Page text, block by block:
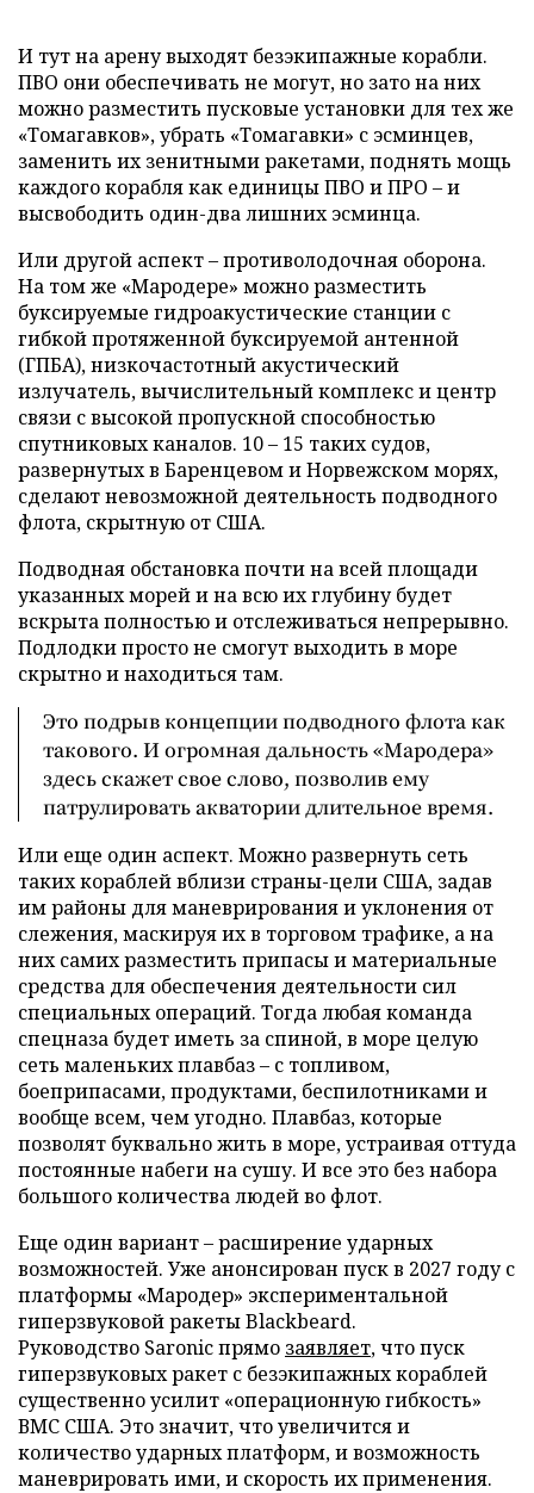
И тут на арену выходят безэкипажные корабли.
ПВО они обеспечивать не могут, но зато на них
можно разместить пусковые установки для тех же
«Томагавков», убрать «Томагавки» с эсминцев,
заменить их зенитными ракетами, поднять мощь
каждого корабля как единицы ПВО и ПРО – и
высвободить один-два лишних эсминца.
Или другой аспект – противолодочная оборона.
На том же «Мародере» можно разместить
буксируемые гидроакустические станции с
гибкой протяженной буксируемой антенной
(ГПБА), низкочастотный акустический
излучатель, вычислительный комплекс и центр
связи с высокой пропускной способностью
спутниковых каналов. 10 – 15 таких судов,
развернутых в Баренцевом и Норвежском морях,
сделают невозможной деятельность подводного
флота, скрытную от США.
Подводная обстановка почти на всей площади
указанных морей и на всю их глубину будет
вскрыта полностью и отслеживаться непрерывно.
Подлодки просто не смогут выходить в море
скрытно и находиться там.
Это подрыв концепции подводного флота как
такового. И огромная дальность «Мародера»
здесь скажет свое слово, позволив ему
патрулировать акватории длительное время.
Или еще один аспект. Можно развернуть сеть
таких кораблей вблизи страны-цели США, задав
им районы для маневрирования и уклонения от
слежения, маскируя их в торговом трафике, а на
них самих разместить припасы и материальные
средства для обеспечения деятельности сил
специальных операций. Тогда любая команда
спецназа будет иметь за спиной, в море целую
сеть маленьких плавбаз – с топливом,
боеприпасами, продуктами, беспилотниками и
вообще всем, чем угодно. Плавбаз, которые
позволят буквально жить в море, устраивая оттуда
постоянные набеги на сушу. И все это без набора
большого количества людей во флот.
Еще один вариант – расширение ударных
возможностей. Уже анонсирован пуск в 2027 году с
платформы «Мародер» экспериментальной
гиперзвуковой ракеты Blackbeard.
Руководство Saronic прямо заявляет, что пуск
гиперзвуковых ракет с безэкипажных кораблей
существенно усилит «операционную гибкость»
ВМС США. Это значит, что увеличится и
количество ударных платформ, и возможность
маневрировать ими, и скорость их применения.